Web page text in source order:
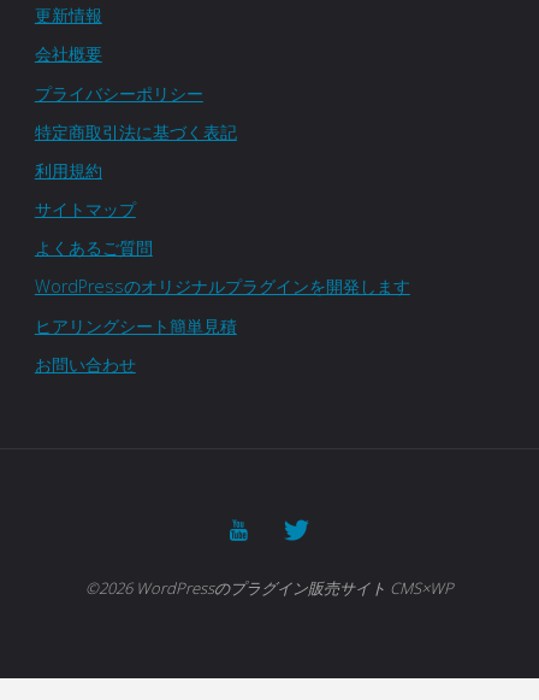
更新情報
会社概要
プライバシーポリシー
特定商取引法に基づく表記
利用規約
サイトマップ
よくあるご質問
WordPressのオリジナルプラグインを開発します
ヒアリングシート簡単見積
お問い合わせ
©2026 WordPressのプラグイン販売サイト CMS×WP